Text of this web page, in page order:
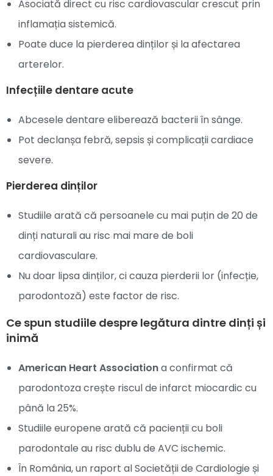
Asociată direct cu risc cardiovascular crescut prin
inflamația sistemică.
Poate duce la pierderea dinților și la afectarea
arterelor.
Infecțiile dentare acute
Abcesele dentare eliberează bacterii în sânge.
Pot declanșa febră, sepsis și complicații cardiace
severe.
Pierderea dinților
Studiile arată că persoanele cu mai puțin de 20 de
dinți naturali au risc mai mare de boli
cardiovasculare.
Nu doar lipsa dinților, ci cauza pierderii lor (infecție,
parodontoză) este factor de risc.
Ce spun studiile despre legătura dintre dinți și
inimă
American Heart Associationa confirmat că
parodontoza crește riscul de infarct miocardic cu
până la 25%.
Studiile europene arată că pacienții cu boli
parodontale au risc dublu de AVC ischemic.
În România, un raport al Societății de Cardiologie și